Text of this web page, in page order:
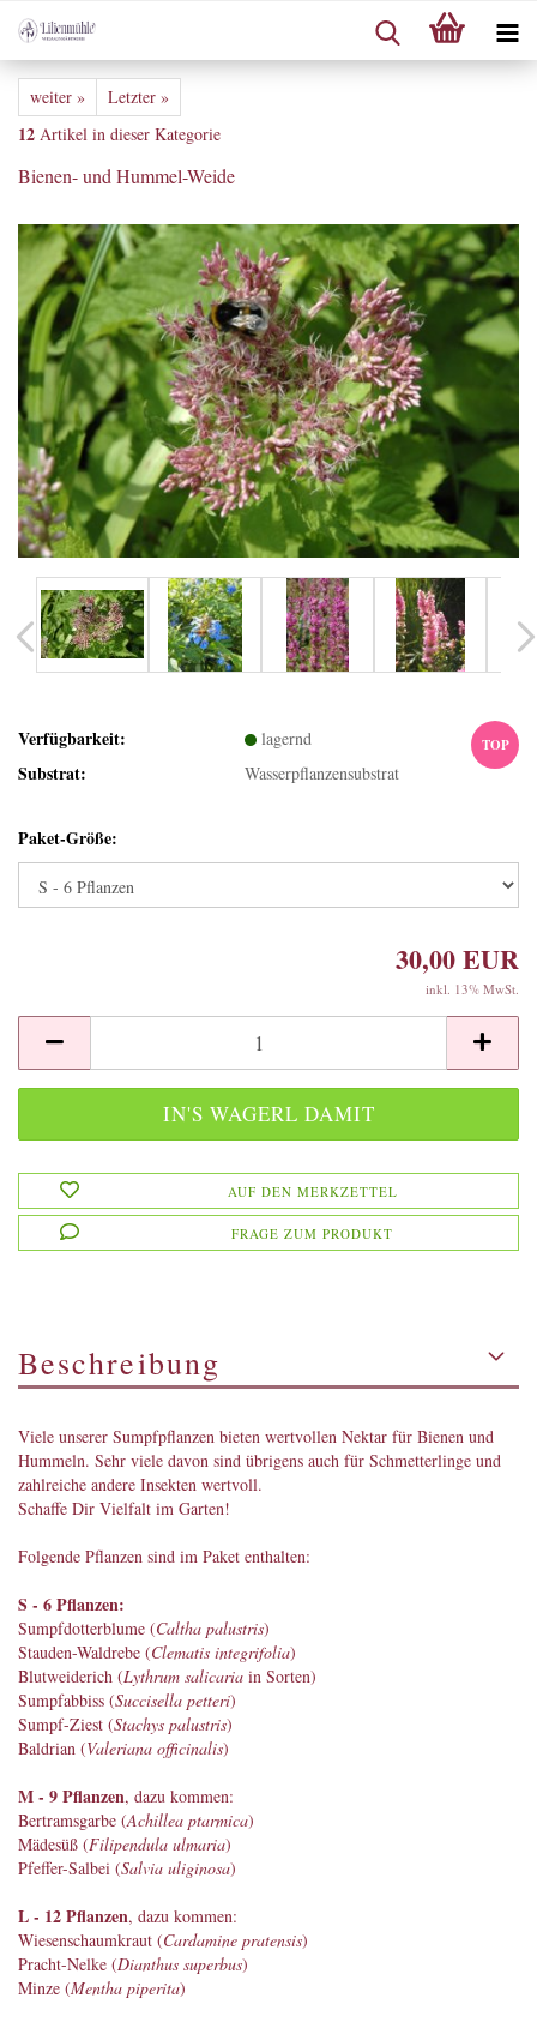
weiter » Letzter »
12 Artikel in dieser Kategorie
Bienen- und Hummel-Weide
TOP
Verfügbarkeit: lagernd
Substrat: Wasserpflanzensubstrat
Paket-Größe:
30,00 EUR
inkl. 13% MwSt.
AUF DEN MERKZETTEL
FRAGE ZUM PRODUKT
Beschreibung
Viele unserer Sumpfpflanzen bieten wertvollen Nektar für Bienen und
Hummeln. Sehr viele davon sind übrigens auch für Schmetterlinge und
zahlreiche andere Insekten wertvoll.
Schaffe Dir Vielfalt im Garten!
Folgende Pflanzen sind im Paket enthalten:
S - 6 Pflanzen:
Sumpfdotterblume (Caltha palustris)
Stauden-Waldrebe (Clematis integrifolia)
Blutweiderich (Lythrum salicaria in Sorten)
Sumpfabbiss (Succisella petteri)
Sumpf-Ziest (Stachys palustris)
Baldrian (Valeriana officinalis)
M - 9 Pflanzen, dazu kommen:
Bertramsgarbe (Achillea ptarmica)
Mädesüß (Filipendula ulmaria)
Pfeffer-Salbei (Salvia uliginosa)
L - 12 Pflanzen, dazu kommen:
Wiesenschaumkraut (Cardamine pratensis)
Pracht-Nelke (Dianthus superbus)
Minze (Mentha piperita)